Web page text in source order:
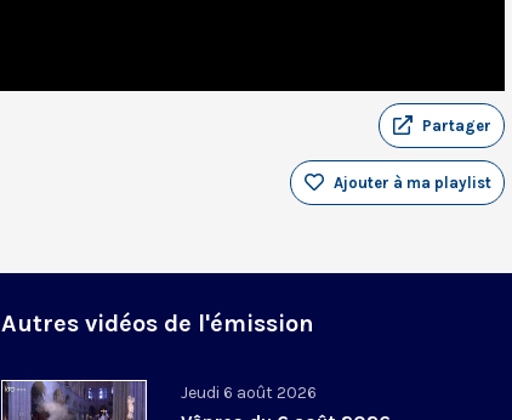
Partager
Ajouter à ma playlist
Autres vidéos de l'émission
Jeudi 6 août 2026